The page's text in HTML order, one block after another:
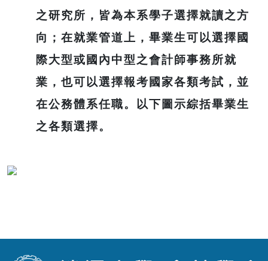
之研究所，皆為本系學子選擇就讀之方
向；在就業管道上，畢業生可以選擇國
際大型或國內中型之會計師事務所就
業，也可以選擇報考國家各類考試，並
在公務體系任職。以下圖示綜括畢業生
之各類選擇。